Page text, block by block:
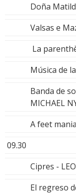
Doña
Valsas e
La
Música de
Banda de
MICHAEL
A feet
09.30
Cipres -
El regreso